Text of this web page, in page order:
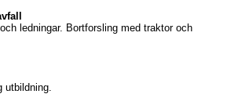
ledningar. Bortforsling med traktor och
utbildning.